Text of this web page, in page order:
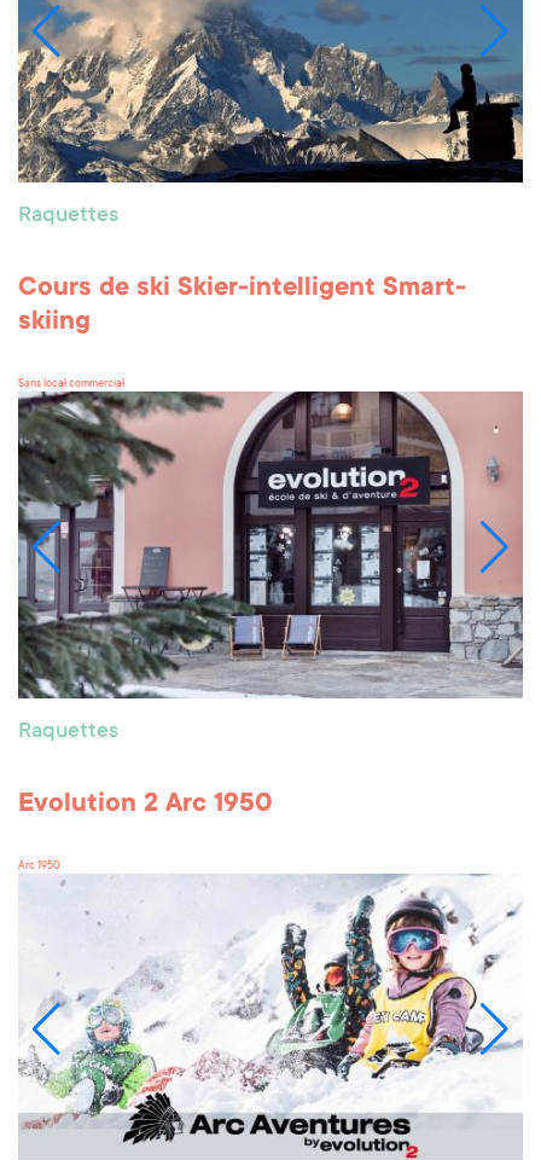
Raquettes
Cours de ski Skier-intelligent Smart-
skiing
Sans local commercial
Raquettes
Evolution 2 Arc 1950
Arc 1950